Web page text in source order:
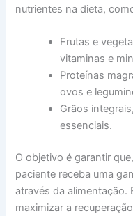
nutrientes na dieta,
Frutas e
vitaminas e
Proteínas
ovos e
Grãos
essenciais.
O objetivo é garantir
paciente receba uma
através da alimentação.
maximizar a